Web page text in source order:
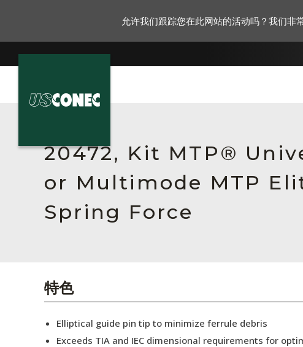
English Website
应用工程指导书 (AENs)
20472, Kit MTP®
or Multimode MTP
Spring Force
特色
Elliptical guide pin tip to minimize ferrule debris
Exceeds TIA and IEC dimensional requirements for
允许我们跟踪您在此网站的活动吗？我们非